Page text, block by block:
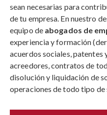
sean necesarias para
de tu empresa. En nuestro
equipo de abogados de
experiencia y formación
acuerdos sociales, patentes
acreedores, contratos de
disolución y liquidación de
operaciones de todo tipo de